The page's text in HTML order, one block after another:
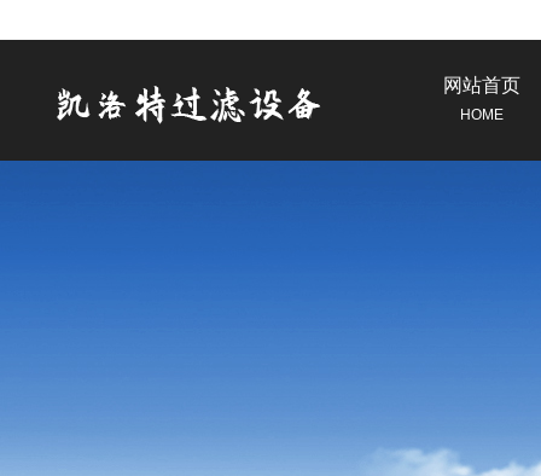
网站首页
HOME